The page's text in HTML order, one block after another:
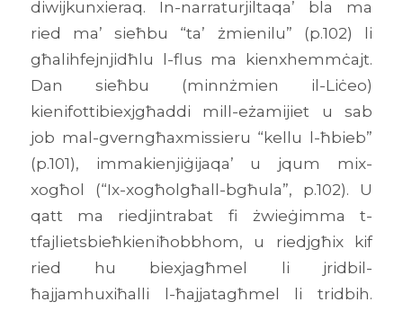
diwijkunxieraq. In-narraturjiltaqa’ bla ma
ried ma’ sieħbu “ta’ żmienilu” (p.102) li
għalihfejnjidħlu l-flus ma kienxhemmċajt.
Dan sieħbu (minnżmien il-Liċeo)
kienifottibiexjgħaddi mill-eżamijiet u sab
job mal-gverngħaxmissieru “kellu l-ħbieb”
(p.101), immakienjiġijaqa’ u jqum mix-
xogħol (“Ix-xogħolgħall-bgħula”, p.102). U
qatt ma riedjintrabat fi żwieġimma t-
tfajlietsbieħkieniħobbhom, u riedjgħix kif
ried hu biexjagħmel li jridbil-
ħajjamhuxiħalli l-ħajjatagħmel li tridbih.